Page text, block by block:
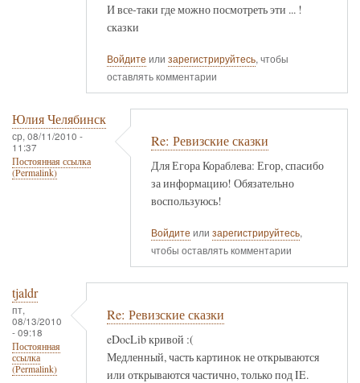
И все-таки где можно посмотреть эти ... !
сказки
Войдите или зарегистрируйтесь, чтобы
оставлять комментарии
Юлия Челябинск
ср, 08/11/2010 -
11:37
Постоянная ссылка
(Permalink)
Re: Ревизские сказки
Для Егора Кораблева: Егор, спасибо
за информацию! Обязательно
воспользуюсь!
Войдите или зарегистрируйтесь,
чтобы оставлять комментарии
tjaldr
пт,
08/13/2010
- 09:18
Постоянная
ссылка
(Permalink)
Re: Ревизские сказки
eDocLib кривой :(
Медленный, часть картинок не открываются
или открываются частично, только под IE.